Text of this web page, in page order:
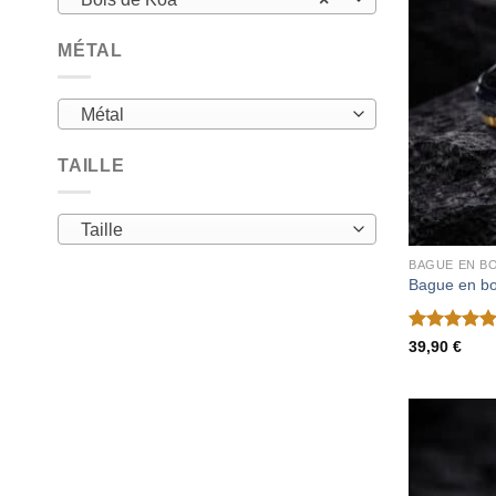
MÉTAL
Métal
TAILLE
Taille
BAGUE EN
Bague en
Note 5sur
39,90€